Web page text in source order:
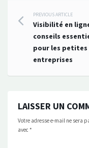
Post
PREVIOUS ARTICLE
Visibilité en
conseils
pour les petites
entreprises
LAISSER UN
Votre adresse e-mail ne sera
avec *